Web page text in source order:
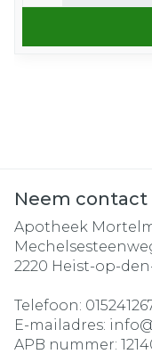
Neem
Apotheek
2220 Heist-op-
Telefoon:
E-mailadres:
APB nummer: